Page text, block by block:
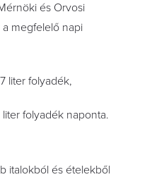
és Orvosi
megfelelő napi
liter folyadék,
folyadék naponta.
italokból és ételekből